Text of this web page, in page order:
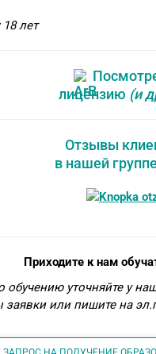
18 лет
лицензию (и
Отзывы
в нашей
Приходите к нам
уточняйте у
или пишите на